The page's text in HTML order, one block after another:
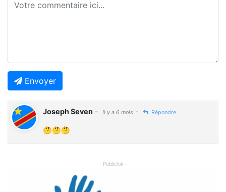
Envoyer
Joseph Seven - Il y a 6 mois - Répondre
🤔🤔🤔
- Publicité -